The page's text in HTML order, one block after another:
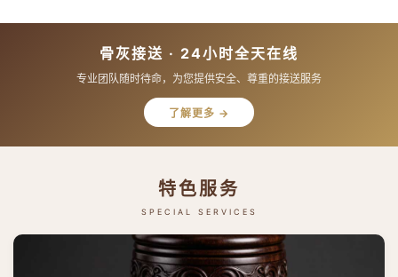
骨灰接送 · 24小时全天在线
专业团队随时待命，为您提供安全、尊重的接送服务
了解更多 →
特色服务
SPECIAL SERVICES